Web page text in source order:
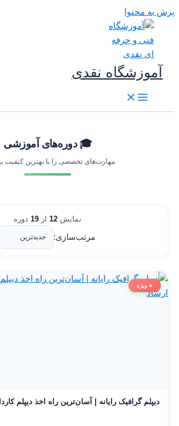
به محتوا
آموزشگاه نقدی
🎓 دوره‌های آموزشی
مهارت‌های تخصصی را با بهترین کیفیت
نمایش12 از 19 دوره
مرتب‌سازی:
⭐ ویژه
دیپلم گرافیک رایانه | آسان‌ترین راه اخذ دیپلم